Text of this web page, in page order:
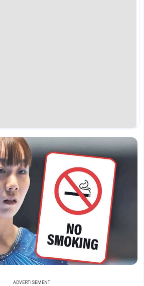
ADVERTISEMENT